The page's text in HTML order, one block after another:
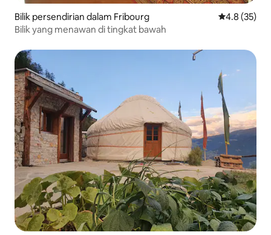
Bilik persendirian dalam Fribourg Penarafan
4.8 (35)
Bilik yang menawan di tingkat bawah